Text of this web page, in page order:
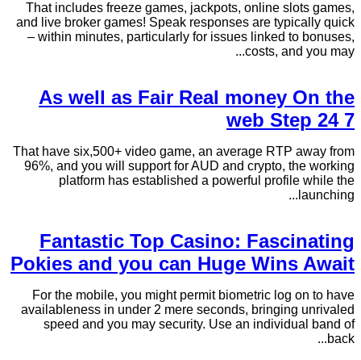
That includes freeze games, jackpots, online slots games,
and live broker games! Speak responses are typically quick
– within minutes, particularly for issues linked to bonuses,
costs, and you may...
As well as Fair Real money On the
web Step 24 7
That have six,500+ video game, an average RTP away from
96%, and you will support for AUD and crypto, the working
platform has established a powerful profile while the
launching...
Fantastic Top Casino: Fascinating
Pokies and you can Huge Wins Await
For the mobile, you might permit biometric log on to have
availableness in under 2 mere seconds, bringing unrivaled
speed and you may security. Use an individual band of
back...